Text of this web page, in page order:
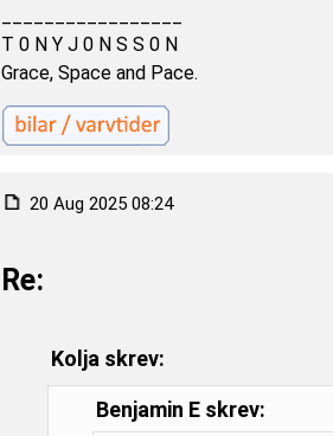
T 0 N Y J 0 N S S 0 N
Grace, Space and Pace.
20 Aug 2025 08:24
Re:
Kolja skrev:
Benjamin E skrev: